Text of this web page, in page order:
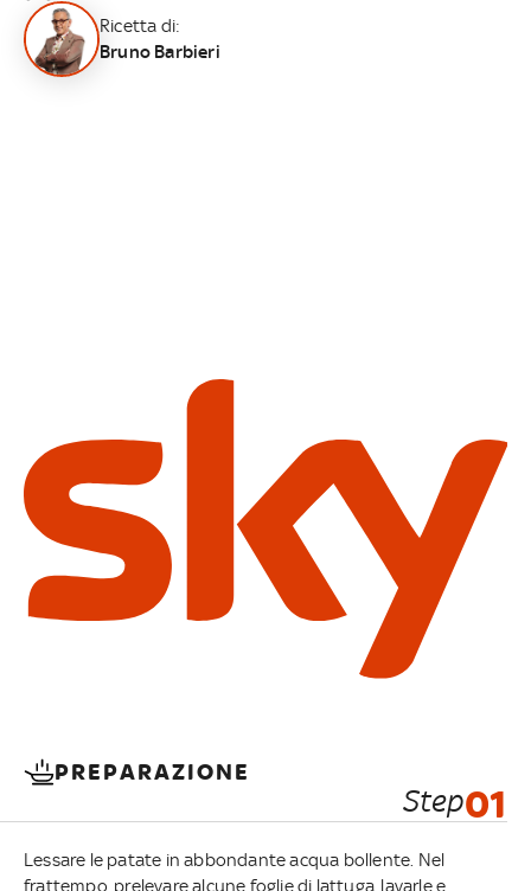
Ricetta di:
Bruno Barbieri
PREPARAZIONE
Step01
Lessare le patate in abbondante acqua bollente. Nel
frattempo, prelevare alcune foglie di lattuga, lavarle e